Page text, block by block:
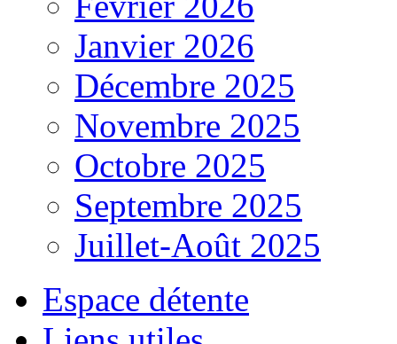
Janvier 2026
Décembre 2025
Novembre 2025
Octobre 2025
Septembre 2025
Juillet-Août 2025
Espace détente